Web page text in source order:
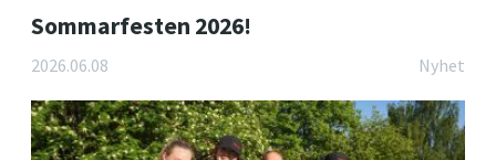
Sommarfesten 2026!
2026.06.08 Nyhet